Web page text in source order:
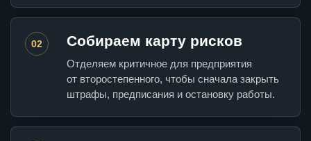
02 Собираем карту рисков
Отделяем критичное для предприятия
от второстепенного, чтобы сначала закрыть
штрафы, предписания и остановку работы.